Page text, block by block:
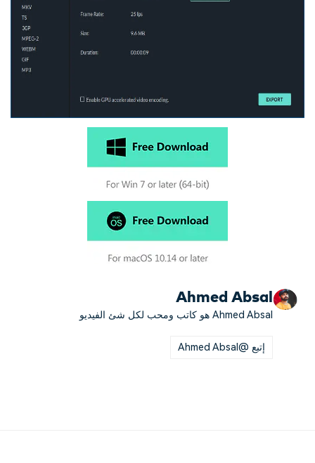
Ahmed Absal
Ahmed Absal هو كاتب ومحب لكل شئ الفيديو
إتبع @Ahmed Absal